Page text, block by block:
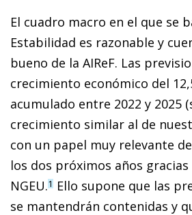
El cuadro macro en el que se
Estabilidad es razonable y
bueno de la AIReF. Las
crecimiento económico del
acumulado entre 2022 y 2025
crecimiento similar al de
con un papel muy relevante
los dos próximos años
NGEU.1 Ello supone que las
se mantendrán contenidas y